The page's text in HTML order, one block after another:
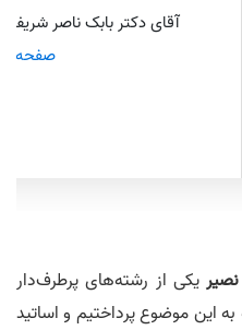
آقای دکتر بابک ناصر
صفحه
یکی از رشته‌های پرطرف‌دار
این موضوع پرداختیم و اساتید